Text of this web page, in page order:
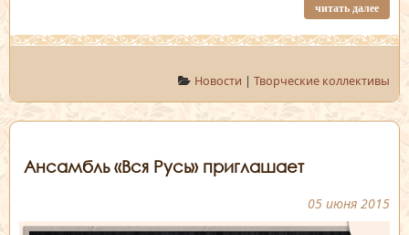
читать далее
Новости | Творческие коллективы
Ансамбль «Вся Русь» приглашает
05 июня 2015